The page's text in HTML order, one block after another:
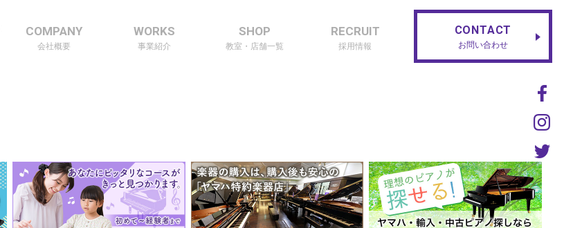
COMPANY
会社概要
WORKS
事業紹介
SHOP
教室・店舗一覧
RECRUIT
採用情報
CONTACT
お問い合わせ